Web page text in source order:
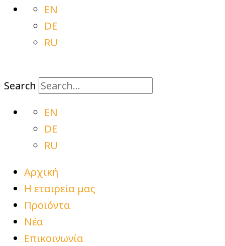
EN
DE
RU
Search
EN
DE
RU
Αρχική
Η εταιρεία μας
Προϊόντα
Νέα
Επικοινωνία